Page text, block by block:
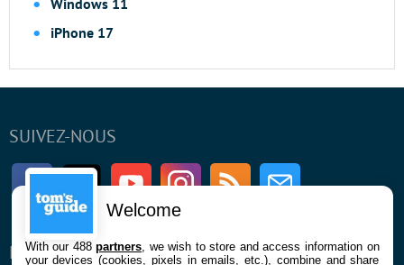
Windows 11
iPhone 17
SUIVEZ-NOUS
FacebookTwitter Youtube InstagramRSS Newsletter
ENTREPRISE À PROPOS
Welcome
With our 488partners , we wish to store and access information on
your devices (cookies, pixels in emails, etc.), combine and share